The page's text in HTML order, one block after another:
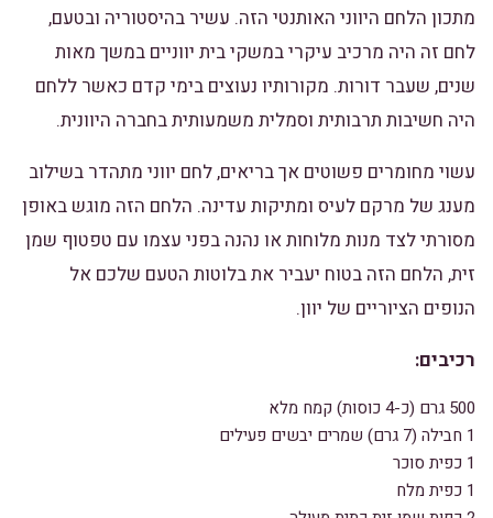
מתכון הלחם היווני האותנטי הזה. עשיר בהיסטוריה ובטעם,
לחם זה היה מרכיב עיקרי במשקי בית יווניים במשך מאות
שנים, שעבר דורות. מקורותיו נעוצים בימי קדם כאשר ללחם
היה חשיבות תרבותית וסמלית משמעותית בחברה היוונית.
עשוי מחומרים פשוטים אך בריאים, לחם יווני מתהדר בשילוב
מענג של מרקם לעיס ומתיקות עדינה. הלחם הזה מוגש באופן
מסורתי לצד מנות מלוחות או נהנה בפני עצמו עם טפטוף שמן
זית, הלחם הזה בטוח יעביר את בלוטות הטעם שלכם אל
הנופים הציוריים של יוון.
רכיבים:
500 גרם (כ-4 כוסות) קמח מלא
1 חבילה (7 גרם) שמרים יבשים פעילים
1 כפית סוכר
1 כפית מלח